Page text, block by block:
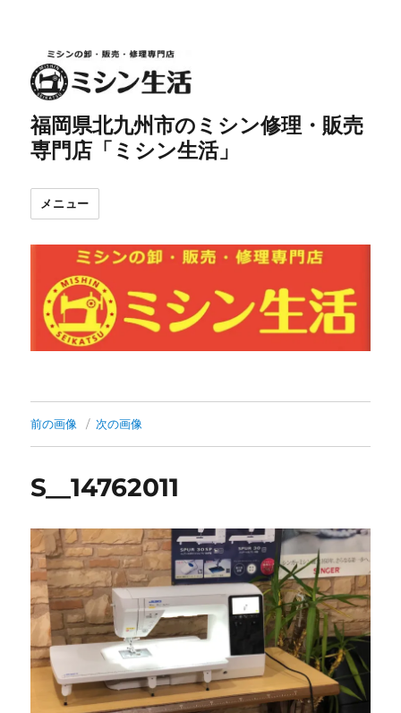
福岡県北九州市のミシン修理・販売
専門店「ミシン生活」
メニュー
前の画像 次の画像
S__14762011